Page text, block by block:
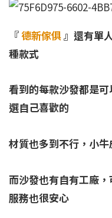
『德新傢俱』還有單
種款式
看到的每款沙發都是可
選自己喜歡的
材質也多到不行，小
而沙發也有自有工廠
服務也很安心